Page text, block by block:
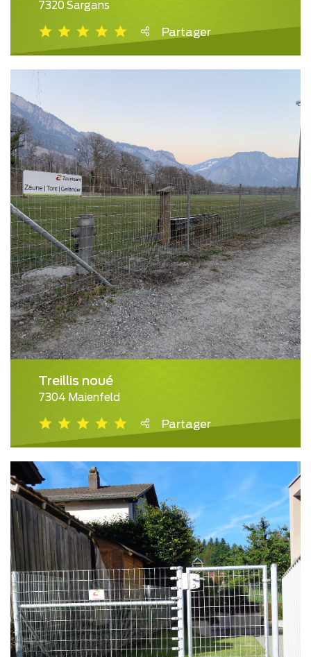
7320 Sargans
Partager
Treillis noué
7304 Maienfeld
Partager